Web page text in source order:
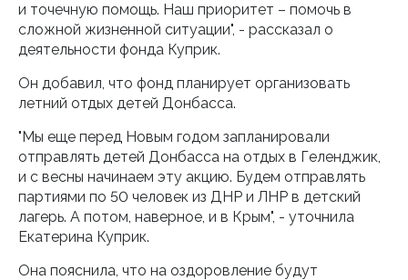
и точечную помощь. Наш приоритет – помочь в
сложной жизненной ситуации", - рассказал о
деятельности фонда Куприк.
Он добавил, что фонд планирует организовать
летний отдых детей Донбасса.
"Мы еще перед Новым годом запланировали
отправлять детей Донбасса на отдых в Геленджик,
и с весны начинаем эту акцию. Будем отправлять
партиями по 50 человек из ДНР и ЛНР в детский
лагерь. А потом, наверное, и в Крым", - уточнила
Екатерина Куприк.
Она пояснила, что на оздоровление будут